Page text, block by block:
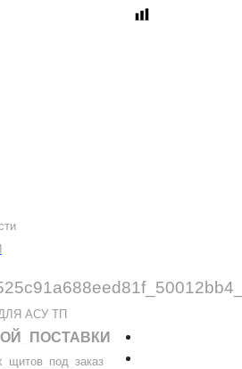
АСУ ТП
ПОСТАВКИ
щитов под заказ